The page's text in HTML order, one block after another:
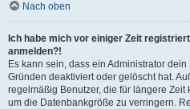
Nach oben
Ich habe mich vor einiger Zeit
anmelden?!
Es kann sein, dass ein Administrator
Gründen deaktiviert oder gelöscht hat.
regelmäßig Benutzer, die für längere
um die Datenbankgröße zu verringern.